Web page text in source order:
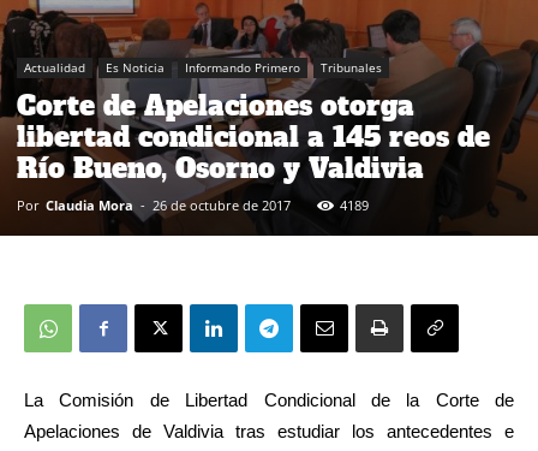
Actualidad Es Noticia Informando Primero Tribunales
Corte de Apelaciones otorga
libertad condicional a 145 reos de
Río Bueno, Osorno y Valdivia
Por Claudia Mora - 26 de octubre de 2017 4189
La Comisión de Libertad Condicional de la Corte de
Apelaciones de Valdivia tras estudiar los antecedentes e